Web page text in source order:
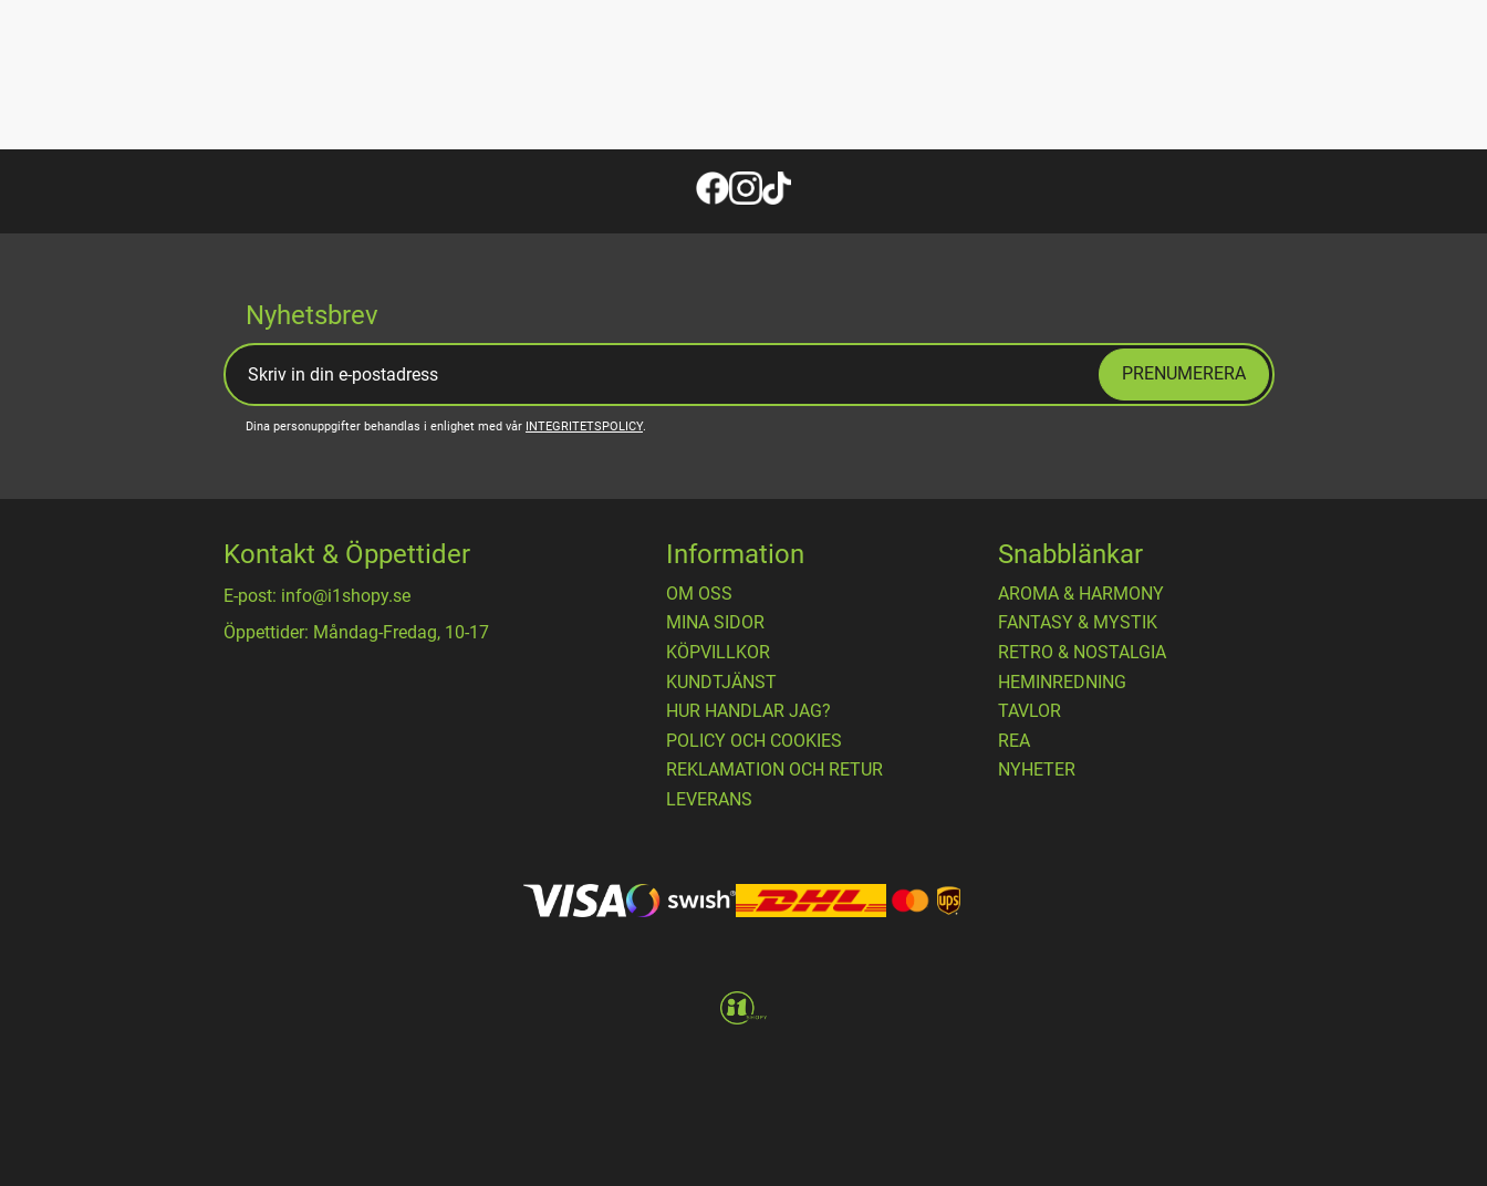
Nyhetsbrev
PRENUMERERA
Dina personuppgifter behandlas i enlighet med vår INTEGRITETSPOLICY.
Kontakt & Öppettider
E-post: info@i1shopy.se
Öppettider: Måndag-Fredag, 10-17
Information
OM OSS
MINA SIDOR
KÖPVILLKOR
KUNDTJÄNST
HUR HANDLAR JAG?
POLICY OCH COOKIES
REKLAMATION OCH RETUR
LEVERANS
Snabblänkar
AROMA & HARMONY
FANTASY & MYSTIK
RETRO & NOSTALGIA
HEMINREDNING
TAVLOR
REA
NYHETER